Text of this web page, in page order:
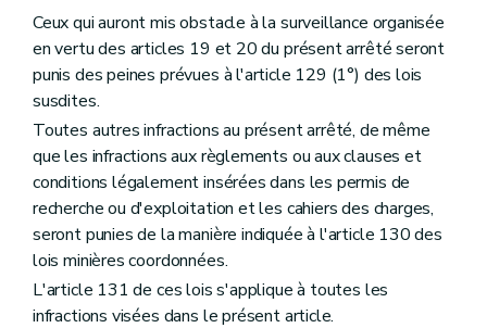
Ceux qui auront mis obstacle à la surveillance organisée
en vertu des articles 19 et 20 du présent arrêté seront
punis des peines prévues à l'article 129 (1°) des lois
susdites.
Toutes autres infractions au présent arrêté, de même
que les infractions aux règlements ou aux clauses et
conditions légalement insérées dans les permis de
recherche ou d'exploitation et les cahiers des charges,
seront punies de la manière indiquée à l'article 130 des
lois minières coordonnées.
L'article 131 de ces lois s'applique à toutes les
infractions visées dans le présent article.